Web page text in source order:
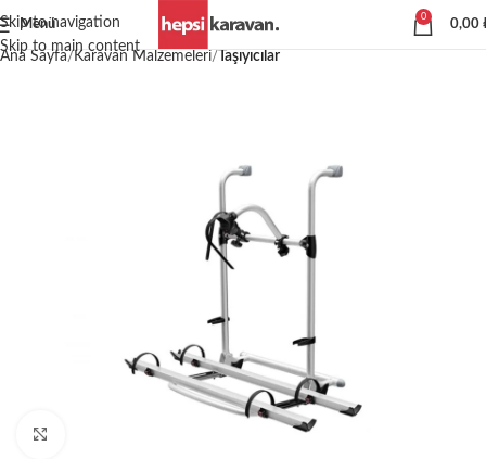
Skip to navigation
Skip to main content
Menü
0
0,00
Ana Sayfa Karavan Malzemeleri Taşıyıcılar